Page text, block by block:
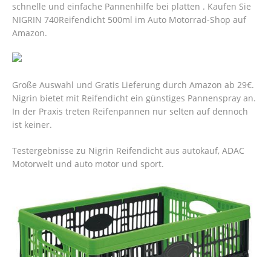
schnelle und einfache Pannenhilfe bei platten . Kaufen Sie
NIGRIN 740Reifendicht 500ml im Auto Motorrad-Shop auf
Amazon.
Große Auswahl und Gratis Lieferung durch Amazon ab 29€.
Nigrin bietet mit Reifendicht ein günstiges Pannenspray an.
In der Praxis treten Reifenpannen nur selten auf dennoch
ist keiner.
Testergebnisse zu Nigrin Reifendicht aus autokauf, ADAC
Motorwelt und auto motor und sport.